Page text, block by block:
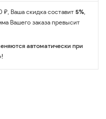
₽, Ваша скидка составит 5%,
Вашего заказа превысит
автоматически при